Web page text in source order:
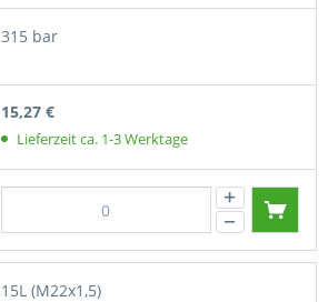
315 bar
15,27 €
Lieferzeit ca. 1-3 Werktage
15L (M22x1,5)